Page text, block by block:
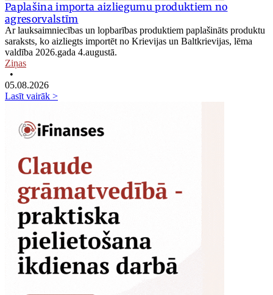
Paplašina importa aizliegumu produktiem no
agresorvalstīm
Ar lauksaimniecības un lopbarības produktiem paplašināts produktu
saraksts, ko aizliegts importēt no Krievijas un Baltkrievijas, lēma
valdība 2026.gada 4.augustā.
Ziņas
•
05.08.2026
Lasīt vairāk >